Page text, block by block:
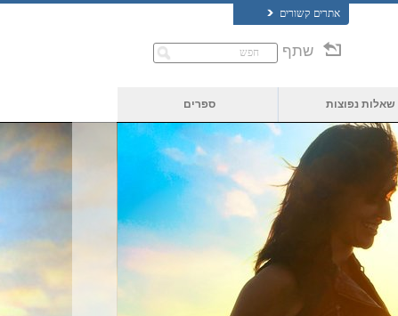
אתרים קשורים
שתף
שאלות נפוצות ספרים